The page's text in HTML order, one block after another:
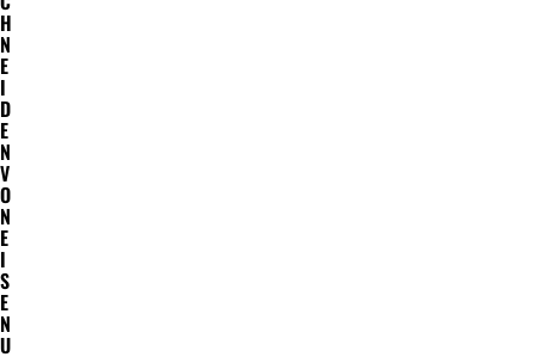
H
N
E
I
D
E
N
V
O
N
E
I
S
E
N
U